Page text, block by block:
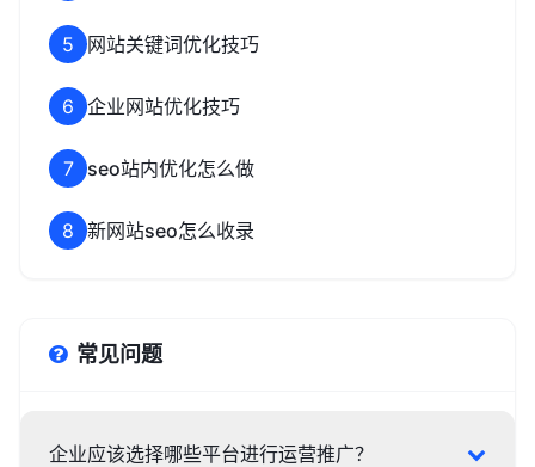
5 网站关键词优化技巧
6 企业网站优化技巧
7 seo站内优化怎么做
8 新网站seo怎么收录
常见问题
企业应该选择哪些平台进行运营推广？